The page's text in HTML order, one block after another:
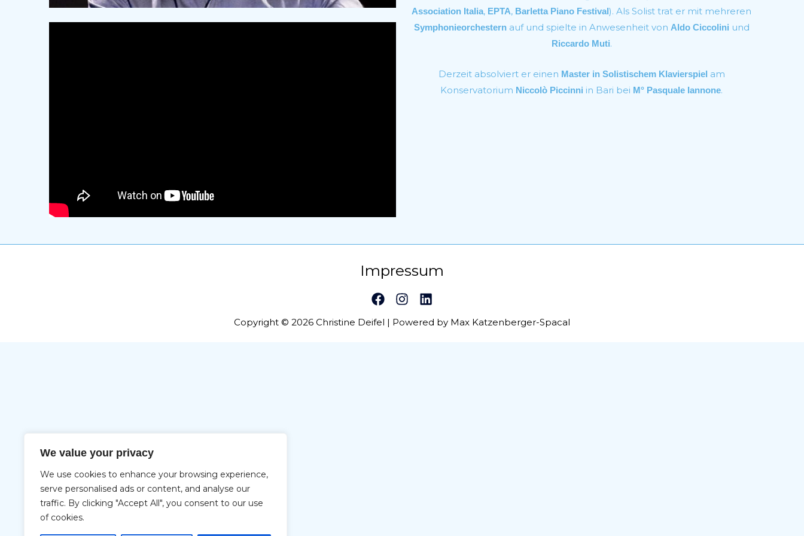
We value your privacy
We use cookies to enhance your browsing experience,
serve personalised ads or content, and analyse our
traffic. By clicking "Accept All", you consent to our use
of cookies.
Association Italia, EPTA, Barletta Piano Festival). Als Solist trat er mit mehreren
Symphonieorchesternauf und spielte in Anwesenheit von Aldo Ciccolini und
Riccardo Muti.
Derzeit absolviert er einen Master in Solistischem Klavierspiel am
Konservatorium Niccolò Piccinni in Bari bei M° Pasquale Iannone.
Impressum
Copyright © 2026 Christine Deifel | Powered by Max Katzenberger-Spacal